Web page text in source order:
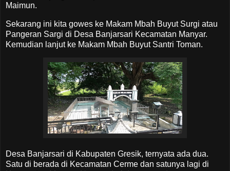
Maimun.
Sekarang ini kita gowes ke Makam Mbah Buyut Surgi atau
Pangeran Sargi di Desa Banjarsari Kecamatan Manyar.
Kemudian lanjut ke Makam Mbah Buyut Santri Toman.
Desa Banjarsari di Kabupaten Gresik, ternyata ada dua.
Satu di berada di Kecamatan Cerme dan satunya lagi di